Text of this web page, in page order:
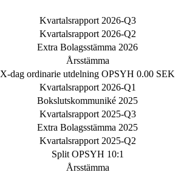
Kvartalsrapport 2026-Q3
Kvartalsrapport 2026-Q2
Extra Bolagsstämma 2026
Årsstämma
X-dag ordinarie utdelning OPSYH 0.00 SEK
Kvartalsrapport 2026-Q1
Bokslutskommuniké 2025
Kvartalsrapport 2025-Q3
Extra Bolagsstämma 2025
Kvartalsrapport 2025-Q2
Split OPSYH 10:1
Årsstämma